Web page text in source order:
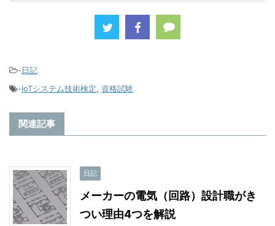
-日記
-IoTシステム技術検定, 資格試験
関連記事
日記
メーカーの電気（回路）設計職がき
つい理由4つを解説